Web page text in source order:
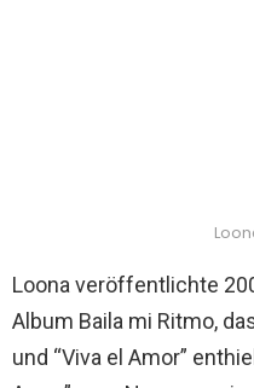
Loona veröffentlichte
Album Baila mi Ritmo,
und “Viva el Amor”